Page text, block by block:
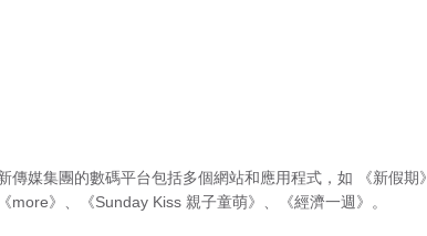
傳媒集團的數碼平台包括多個網站和應用程式，如 《新假期》
《more》
《Sunday Kiss 親子童萌》 《經濟一週》 。